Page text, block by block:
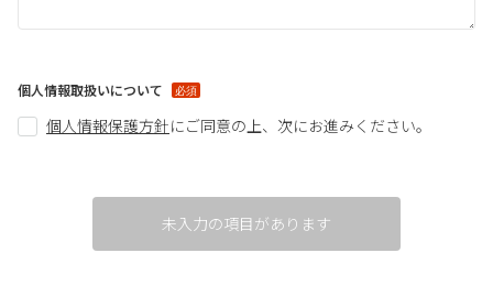
個人情報取扱いについて
個人情報保護方針にご同意の上、次にお進みください。
未入力の項目があります